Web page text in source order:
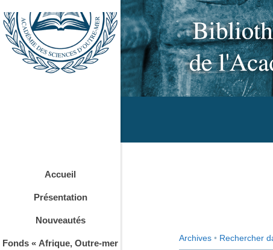
Accueil
Présentation
Nouveautés
Fonds « Afrique, Outre-mer
Archives • Rechercher